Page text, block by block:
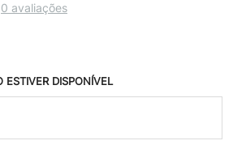
0 avaliações
DISPONÍVEL